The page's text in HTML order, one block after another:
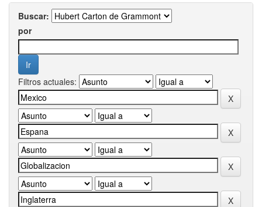
Buscar:
por
Filtros actuales: